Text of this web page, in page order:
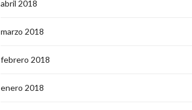
abril 2018
marzo 2018
febrero 2018
enero 2018